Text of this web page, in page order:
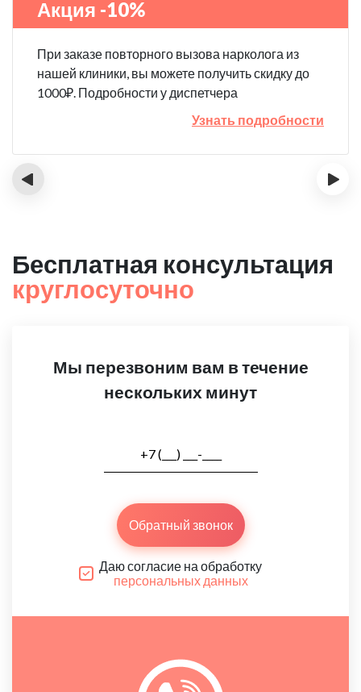
Акция -10%
При заказе повторного вызова нарколога из
нашей клиники, вы можете получить скидку до
1000₽. Подробности у диспетчера
Узнать подробности
‹ ›
Бесплатная консультация
круглосуточно
Мы перезвоним вам в течение
нескольких минут
Обратный звонок
Даю согласие на обработку
персональных данных